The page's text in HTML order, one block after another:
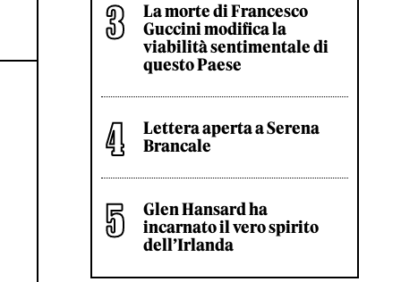
La morte di Francesco
Guccini modifica la
viabilità sentimentale di
questo Paese
Lettera aperta a Serena
Brancale
Glen Hansard ha
incarnato il vero spirito
dell’Irlanda